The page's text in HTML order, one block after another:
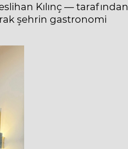
Kılınç — tarafından
şehrin gastronomi